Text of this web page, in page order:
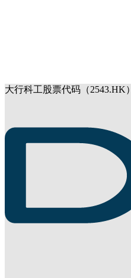
大行科工股票代码（2543.HK）